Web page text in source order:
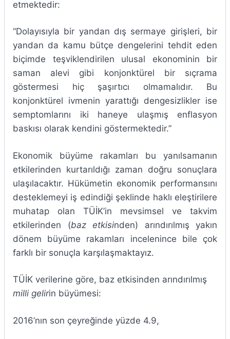
etmektedir:
“Dolayısıyla bir yandan dış sermaye girişleri, bir
yandan da kamu bütçe dengelerini tehdit eden
biçimde teşviklendirilen ulusal ekonominin bir
saman alevi gibi konjonktürel bir sıçrama
göstermesi hiç şaşırtıcı olmamalıdır. Bu
konjonktürel ivmenin yarattığı dengesizlikler ise
semptomlarını iki haneye ulaşmış enflasyon
baskısı olarak kendini göstermektedir.”
Ekonomik büyüme rakamları bu yanılsamanın
etkilerinden kurtarıldığı zaman doğru sonuçlara
ulaşılacaktır. Hükümetin ekonomik performansını
desteklemeyi iş edindiği şeklinde haklı eleştirilere
muhatap olan TÜİK’in mevsimsel ve takvim
etkilerinden (baz etkisinden) arındırılmış yakın
dönem büyüme rakamları incelenince bile çok
farklı bir sonuçla karşılaşmaktayız.
TÜİK verilerine göre, baz etkisinden arındırılmış
milli gelirin büyümesi:
2016’nın son çeyreğinde yüzde 4.9,